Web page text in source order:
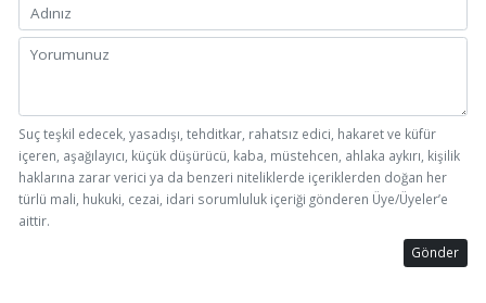
Suç teşkil edecek, yasadışı, tehditkar, rahatsız edici, hakaret ve küfür
içeren, aşağılayıcı, küçük düşürücü, kaba, müstehcen, ahlaka aykırı, kişilik
haklarına zarar verici ya da benzeri niteliklerde içeriklerden doğan her
türlü mali, hukuki, cezai, idari sorumluluk içeriği gönderen Üye/Üyeler’e
aittir.
Gönder